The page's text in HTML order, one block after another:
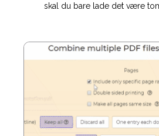
skal du bare lade det være